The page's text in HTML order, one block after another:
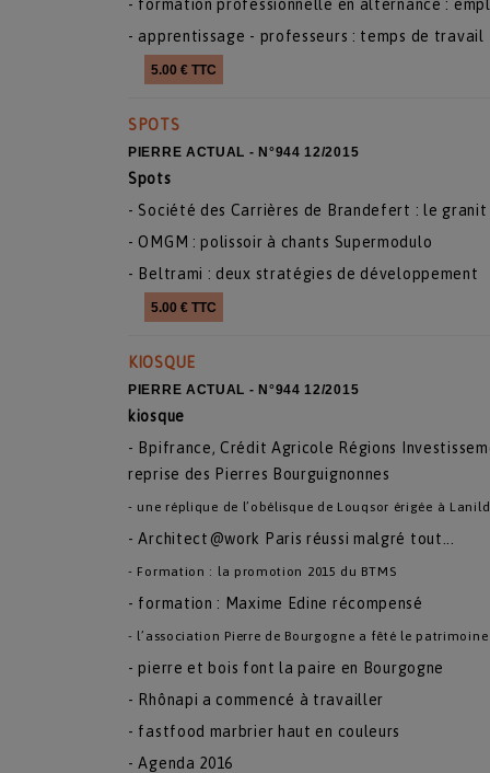
- formation professionnelle en alternance :
- apprentissage - professeurs : temps de travail
5.00 € TTC
SPOTS
PIERRE ACTUAL - N°944 12/2015
Spots
- Société des Carrières de Brandefert : le
- OMGM : polissoir à chants Supermodulo
- Beltrami : deux stratégies de développement
5.00 € TTC
KIOSQUE
PIERRE ACTUAL - N°944 12/2015
kiosque
- Bpifrance, Crédit Agricole Régions
reprise des Pierres Bourguignonnes
- une réplique de l’obélisque de Louqsor érigée à
- Architect@work Paris réussi malgré tout...
- Formation : la promotion 2015 du BTMS
- formation : Maxime Edine récompensé
- l’association Pierre de Bourgogne a fêté le patrimoine
- pierre et bois font la paire en Bourgogne
- Rhônapi a commencé à travailler
- fastfood marbrier haut en couleurs
- Agenda 2016